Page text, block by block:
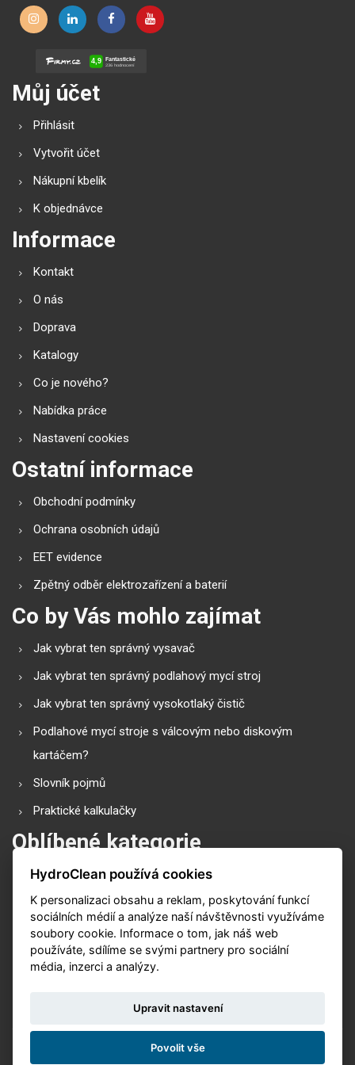
Můj účet
Přihlásit
Vytvořit účet
Nákupní kbelík
K objednávce
Informace
Kontakt
O nás
Doprava
Katalogy
Co je nového?
Nabídka práce
Nastavení cookies
Ostatní informace
Obchodní podmínky
Ochrana osobních údajů
EET evidence
Zpětný odběr elektrozařízení a baterií
Co by Vás mohlo zajímat
Jak vybrat ten správný vysavač
Jak vybrat ten správný podlahový mycí stroj
Jak vybrat ten správný vysokotlaký čistič
Podlahové mycí stroje s válcovým nebo diskovým
kartáčem?
Slovník pojmů
Praktické kalkulačky
Oblíbené kategorie
Průmyslové vysavače
Vysokotlaké čističe
Podlahové mycí stroje
Zametací stroje
© 2026. Vytvořeno s vNux s.r.o.
HydroClean používá cookies
K personalizaci obsahu a reklam, poskytování funkcí
sociálních médií a analýze naší návštěvnosti využíváme
soubory cookie. Informace o tom, jak náš web
používáte, sdílíme se svými partnery pro sociální
média, inzerci a analýzy.
Upravit nastavení
Povolit vše